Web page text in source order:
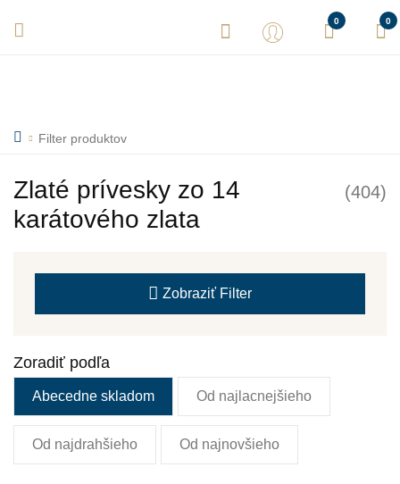
0 0
Filter produktov
Zlaté prívesky zo 14
karátového zlata
(404)
Zobraziť Filter
Zoradiť podľa
Abecedne skladom Od najlacnejšieho
Od najdrahšieho Od najnovšieho